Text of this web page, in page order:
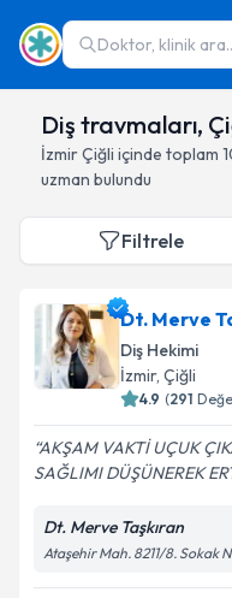
Doktor, klinik
Diş travmaları,
İzmirÇiğli içinde toplam
uzman bulundu
Filtrele
Dt. Merve
Diş Hekimi
İzmir, Çiğli
4.9 (291
AKŞAM VAKTİ UÇUK
SAĞLIMI DÜŞÜNEREK
Dt. Merve Taşkıran
Ataşehir Mah. 8211/8. Sokak